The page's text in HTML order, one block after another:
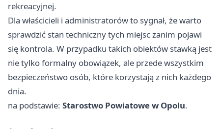
rekreacyjnej.
Dla właścicieli i administratorów to sygnał, że warto
sprawdzić stan techniczny tych miejsc zanim pojawi
się kontrola. W przypadku takich obiektów stawką jest
nie tylko formalny obowiązek, ale przede wszystkim
bezpieczeństwo osób, które korzystają z nich każdego
dnia.
na podstawie: Starostwo Powiatowe w Opolu.